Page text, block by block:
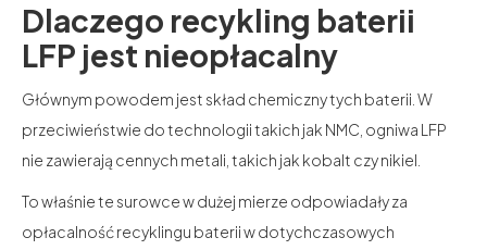
Dlaczego recykling baterii
LFP jest nieopłacalny
Głównym powodem jest skład chemiczny tych baterii. W
przeciwieństwie do technologii takich jak NMC, ogniwa LFP
nie zawierają cennych metali, takich jak kobalt czy nikiel.
To właśnie te surowce w dużej mierze odpowiadały za
opłacalność recyklingu baterii w dotychczasowych